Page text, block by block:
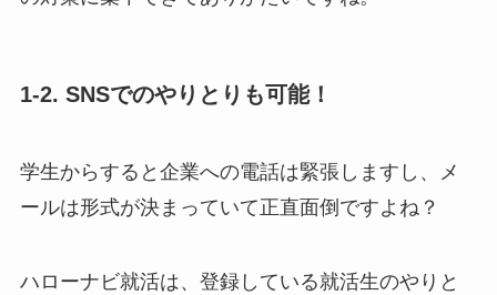
1-2. SNSでのやりとりも可能！
学生からすると企業への電話は緊張しますし、メ
ールは形式が決まっていて正直面倒ですよね？
ハローナビ就活は、登録している就活生のやりと